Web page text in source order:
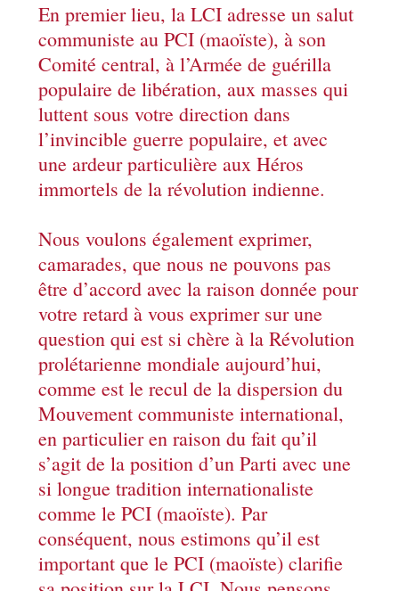
En premier lieu, la LCI adresse un salut
communiste au PCI (maoïste), à son
Comité central, à l’Armée de guérilla
populaire de libération, aux masses qui
luttent sous votre direction dans
l’invincible guerre populaire, et avec
une ardeur particulière aux Héros
immortels de la révolution indienne.
Nous voulons également exprimer,
camarades, que nous ne pouvons pas
être d’accord avec la raison donnée pour
votre retard à vous exprimer sur une
question qui est si chère à la Révolution
prolétarienne mondiale aujourd’hui,
comme est le recul de la dispersion du
Mouvement communiste international,
en particulier en raison du fait qu’il
s’agit de la position d’un Parti avec une
si longue tradition internationaliste
comme le PCI (maoïste). Par
conséquent, nous estimons qu’il est
important que le PCI (maoïste) clarifie